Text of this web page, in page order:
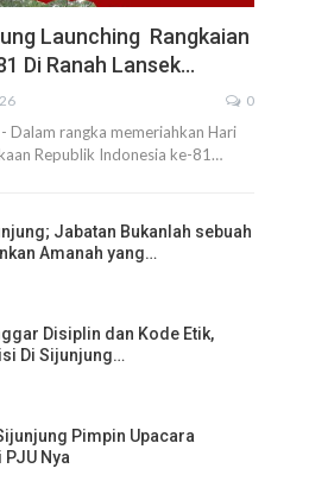
Launching Rangkaian
Di Ranah Lansek…
0
Dalam rangka memeriahkan Hari
Republik Indonesia ke-81…
Jabatan Bukanlah sebuah
Amanah yang…
Disiplin dan Kode Etik,
Di Sijunjung…
Pimpin Upacara
Nya